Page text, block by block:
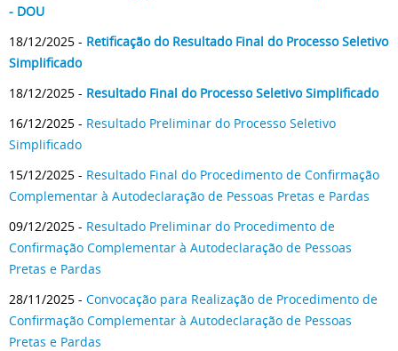
- DOU
18/12/2025 - Retificação do Resultado Final do Processo Seletivo
Simplificado
18/12/2025 - Resultado Final do Processo Seletivo Simplificado
16/12/2025 - Resultado Preliminar do Processo Seletivo
Simplificado
15/12/2025 - Resultado Final do Procedimento de Confirmação
Complementar à Autodeclaração de Pessoas Pretas e Pardas
09/12/2025 - Resultado Preliminar do Procedimento de
Confirmação Complementar à Autodeclaração de Pessoas
Pretas e Pardas
28/11/2025 - Convocação para Realização de Procedimento de
Confirmação Complementar à Autodeclaração de Pessoas
Pretas e Pardas